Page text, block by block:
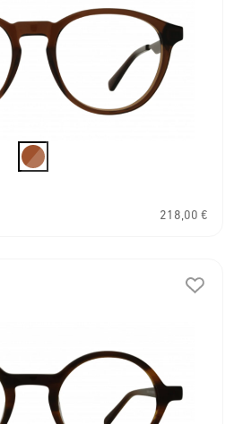
218,00 €